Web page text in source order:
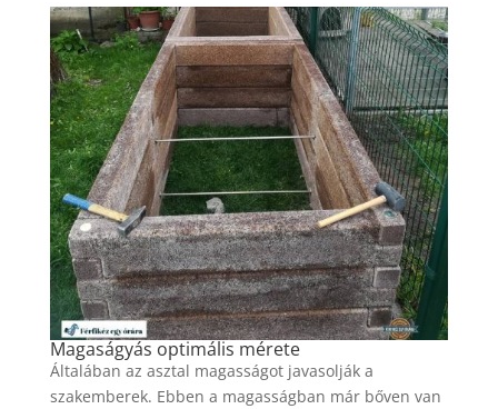
Magaságyás optimális mérete
Általában az asztal magasságot javasolják a
szakemberek. Ebben a magasságban már bőven van